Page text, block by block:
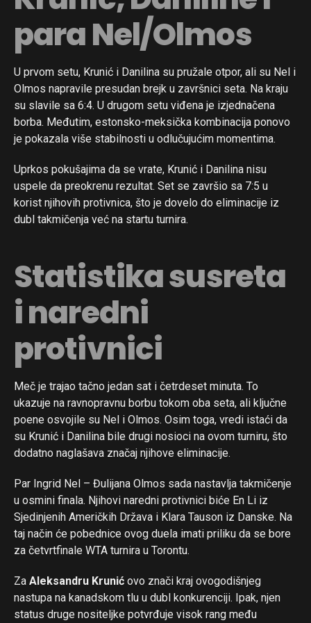
para Nel/Olmos
U prvom setu, Krunić i Danilina su pružale otpor, ali su Nel i
Olmos napravile presudan brejk u završnici seta. Na kraju
su slavile sa 6:4. U drugom setu viđena je izjednačena
borba. Međutim, estonsko-meksička kombinacija ponovo
je pokazala više stabilnosti u odlučujućim momentima.
Uprkos pokušajima da se vrate, Krunić i Danilina nisu
uspele da preokrenu rezultat. Set se završio sa 7:5 u
korist njihovih protivnica, što je dovelo do eliminacije iz
dubl takmičenja već na startu turnira.
Statistika susreta
i naredni
protivnici
Meč je trajao tačno jedan sat i četrdeset minuta. To
ukazuje na ravnopravnu borbu tokom oba seta, ali ključne
poene osvojile su Nel i Olmos. Osim toga, vredi istaći da
su Krunić i Danilina bile drugi nosioci na ovom turniru, što
dodatno naglašava značaj njihove eliminacije.
Par Ingrid Nel – Đulijana Olmos sada nastavlja takmičenje
u osmini finala. Njihovi naredni protivnici biće En Li iz
Sjedinjenih Američkih Država i Klara Tauson iz Danske. Na
taj način će pobednice ovog duela imati priliku da se bore
za četvrtfinale WTA turnira u Torontu.
Za Aleksandru Krunić ovo znači kraj ovogodišnjeg
nastupa na kanadskom tlu u dubl konkurenciji. Ipak, njen
status druge nositeljke potvrđuje visok rang među